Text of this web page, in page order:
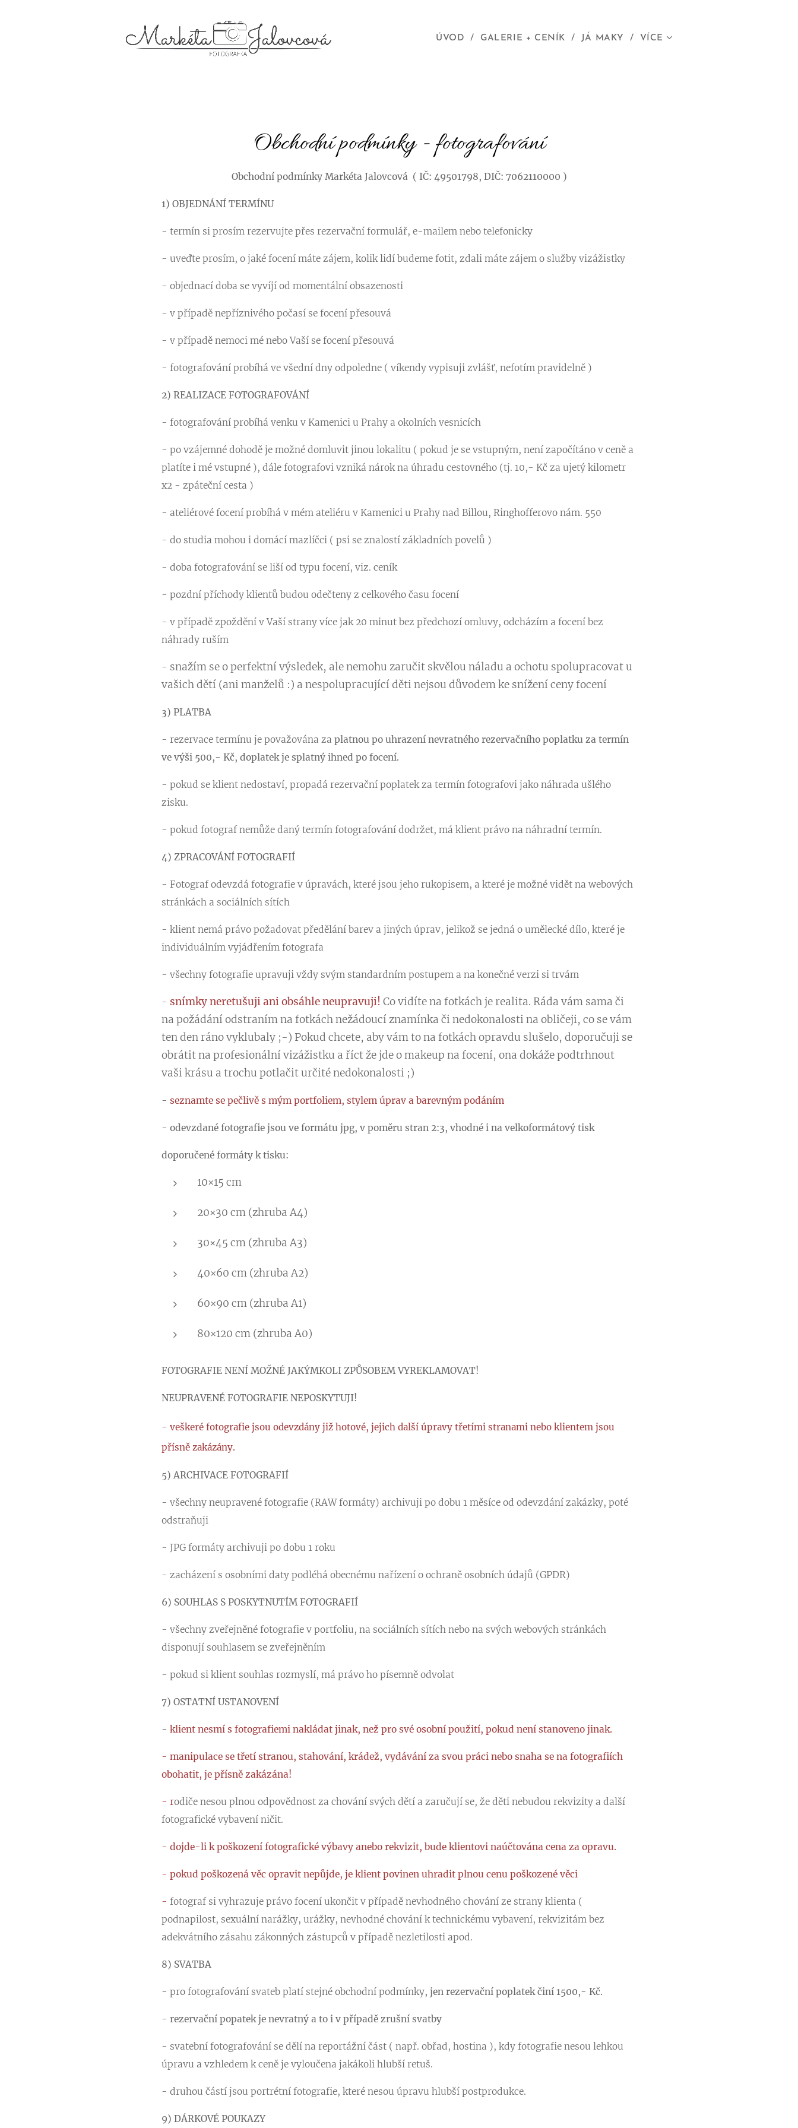
ÚVOD GALERIE + CENÍK JÁ MAKY VÍCE
Obchodní podmínky - fotografování
Obchodní podmínky Markéta Jalovcová ( IČ: 49501798, DIČ: 7062110000 )
1) OBJEDNÁNÍ TERMÍNU
- termín si prosím rezervujte přes rezervační formulář, e-mailem nebo telefonicky
- uveďte prosím, o jaké focení máte zájem, kolik lidí budeme fotit, zdali máte zájem o služby vizážistky
- objednací doba se vyvíjí od momentální obsazenosti
- v případě nepříznivého počasí se focení přesouvá
- v případě nemoci mé nebo Vaší se focení přesouvá
- fotografování probíhá ve všední dny odpoledne ( víkendy vypisuji zvlášť, nefotím pravidelně )
2) REALIZACE FOTOGRAFOVÁNÍ
- fotografování probíhá venku v Kamenici u Prahy a okolních vesnicích
- po vzájemné dohodě je možné domluvit jinou lokalitu ( pokud je se vstupným, není započítáno v ceně a
platíte i mé vstupné ), dále fotografovi vzniká nárok na úhradu cestovného (tj. 10,- Kč za ujetý kilometr
x2 - zpáteční cesta )
- ateliérové focení probíhá v mém ateliéru v Kamenici u Prahy nad Billou, Ringhofferovo nám. 550
- do studia mohou i domácí mazlíčci ( psi se znalostí základních povelů )
- doba fotografování se liší od typu focení, viz. ceník
- pozdní příchody klientů budou odečteny z celkového času focení
- v případě zpoždění v Vaší strany více jak 20 minut bez předchozí omluvy, odcházím a focení bez
náhrady ruším
- snažím se o perfektní výsledek, ale nemohu zaručit skvělou náladu a ochotu spolupracovat u
vašich dětí (ani manželů :) a nespolupracující děti nejsou důvodem ke snížení ceny focení​
3) PLATBA
- rezervace termínu je považována za platnou po uhrazení nevratného rezervačního poplatku za termín
ve výši 500,- Kč, doplatek je splatný ihned po focení.
- pokud se klient nedostaví, propadá rezervační poplatek za termín fotografovi jako náhrada ušlého
zisku.
- pokud fotograf nemůže daný termín fotografování dodržet, má klient právo na náhradní termín.
4) ZPRACOVÁNÍ FOTOGRAFIÍ
- Fotograf odevzdá fotografie v úpravách, které jsou jeho rukopisem, a které je možné vidět na webových
stránkách a sociálních sítích
- klient nemá právo požadovat předělání barev a jiných úprav, jelikož se jedná o umělecké dílo, které je
individuálním vyjádřením fotografa
- všechny fotografie upravuji vždy svým standardním postupem a na konečné verzi si trvám
- snímky neretušuji ani obsáhle neupravuji! Co vidíte na fotkách je realita. Ráda vám sama či
na požádání odstraním na fotkách nežádoucí znamínka či nedokonalosti na obličeji, co se vám
ten den ráno vyklubaly ;-) Pokud chcete, aby vám to na fotkách opravdu slušelo, doporučuji se
obrátit na profesionální vizážistku a říct že jde o makeup na focení, ona dokáže podtrhnout
vaši krásu a trochu potlačit určité nedokonalosti ;)​
- seznamte se pečlivě s mým portfoliem, stylem úprav a barevným podáním
- odevzdané fotografie jsou ve formátu jpg, v poměru stran 2:3, vhodné i na velkoformátový tisk
doporučené formáty k tisku:
10×15 cm
20×30 cm (zhruba A4)
30×45 cm (zhruba A3)
40×60 cm (zhruba A2)
60×90 cm (zhruba A1)
80×120 cm (zhruba A0)
FOTOGRAFIE NENÍ MOŽNÉ JAKÝMKOLI ZPŮSOBEM VYREKLAMOVAT!
NEUPRAVENÉ FOTOGRAFIE NEPOSKYTUJI!
- veškeré fotografie jsou odevzdány již hotové, jejich další úpravy třetími stranami nebo klientem jsou
přísně zakázány.
5) ARCHIVACE FOTOGRAFIÍ
- všechny neupravené fotografie (RAW formáty) archivuji po dobu 1 měsíce od odevzdání zakázky, poté
odstraňuji
- JPG formáty archivuji po dobu 1 roku
- zacházení s osobními daty podléhá obecnému nařízení o ochraně osobních údajů (GPDR)
6) SOUHLAS S POSKYTNUTÍM FOTOGRAFIÍ
- všechny zveřejněné fotografie v portfoliu, na sociálních sítích nebo na svých webových stránkách
disponují souhlasem se zveřejněním
- pokud si klient souhlas rozmyslí, má právo ho písemně odvolat
7) OSTATNÍ USTANOVENÍ
- klient nesmí s fotografiemi nakládat jinak, než pro své osobní použití, pokud není stanoveno jinak.
- manipulace se třetí stranou, stahování, krádež, vydávání za svou práci nebo snaha se na fotografiích
obohatit, je přísně zakázána!
- rodiče nesou plnou odpovědnost za chování svých dětí a zaručují se, že děti nebudou rekvizity a další
fotografické vybavení ničit.
- dojde-li k poškození fotografické výbavy anebo rekvizit, bude klientovi naúčtována cena za opravu.
- pokud poškozená věc opravit nepůjde, je klient povinen uhradit plnou cenu poškozené věci
- fotograf si vyhrazuje právo focení ukončit v případě nevhodného chování ze strany klienta (
podnapilost, sexuální narážky, urážky, nevhodné chování k technickému vybavení, rekvizitám bez
adekvátního zásahu zákonných zástupců v případě nezletilosti apod.
8) SVATBA
- pro fotografování svateb platí stejné obchodní podmínky, jen rezervační poplatek činí 1500,- Kč.
- rezervační popatek je nevratný a to i v případě zrušní svatby
- svatební fotografování se dělí na reportážní část ( např. obřad, hostina ), kdy fotografie nesou lehkou
úpravu a vzhledem k ceně je vyloučena jakákoli hlubší retuš.
- druhou částí jsou portrétní fotografie, které nesou úpravu hlubší postprodukce.
9) DÁRKOVÉ POUKAZY